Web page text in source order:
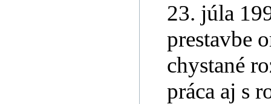
23. júla
prestavbe
chystané
práca aj s